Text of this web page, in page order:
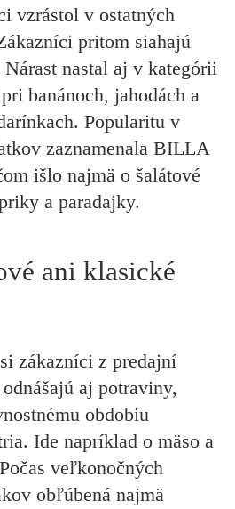
vzrástol v ostatných
pritom siahajú
nastal aj v kategórii
banánoch, jahodách a
Popularitu v
zaznamenala BILLA
išlo najmä o šalátové
a paradajky.
ani klasické
zákazníci z predajní
aj potraviny,
obdobiu
Ide napríklad o mäso a
veľkonočných
obľúbená najmä